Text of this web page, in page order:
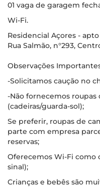
01 vaga de garagem
Wi-Fi.
Residencial Açores - apto
Rua Salmão, n°293,
Observações
-Solicitamos caução no
-Não fornecemos
(cadeiras/guarda-sol);
Se preferir, roupas de
parte com empresa
reservas;
Oferecemos Wi-Fi como
sinal);
Crianças e bebês são